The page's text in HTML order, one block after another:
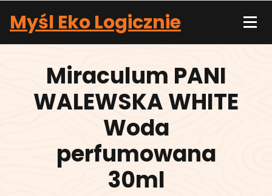
content
Myśl Eko Logicznie
Miraculum PANI
WALEWSKA WHITE
Woda
perfumowana
30ml